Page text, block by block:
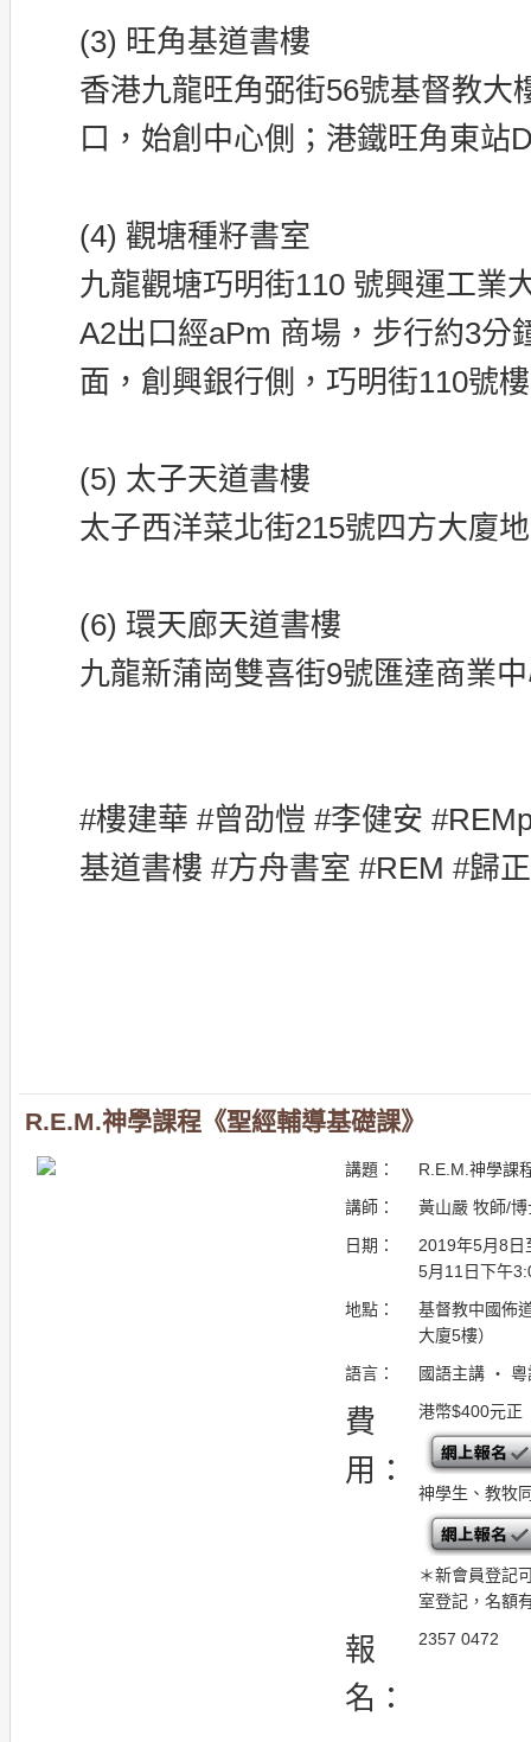
(3) 旺角基道書樓
香港九龍旺角弼街56號基督教大
口，始創中心側；港鐵旺角東站
(4) 觀塘種籽書室
九龍觀塘巧明街110 號興運工業
A2出口經aPm 商場，步行約3分
面，創興銀行側，巧明街110號
(5) 太子天道書樓
太子西洋菜北街215號四方大廈
(6) 環天廊天道書樓
九龍新蒲崗雙喜街9號匯達商業
#樓建華 #曾劭愷 #李健安
基道書樓 #方舟書室 #REM #歸
R.E.M.神學課程《聖經輔導基礎課》
講題：
R.E.M.神學課
講師：
黃山嚴 牧師/博
日期：
2019年5月8日
5月11日下午
地點：
基督教中國佈
大廈5樓）
語言：
國語主講 ・
費
用：
港幣$400元正
神學生、教牧
＊新會員登記
室登記，名額
報
名：
2357 0472